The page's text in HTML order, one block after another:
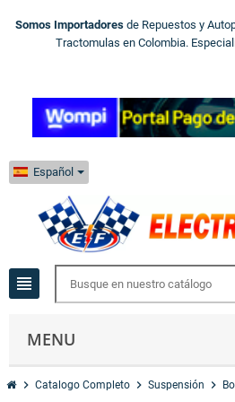
Somos Importadores de Repuestos y
Tractomulas en Colombia.
Español
view_headline
MENU
chevron_right Catalogo Completo chevron_right Suspensión chevron_right